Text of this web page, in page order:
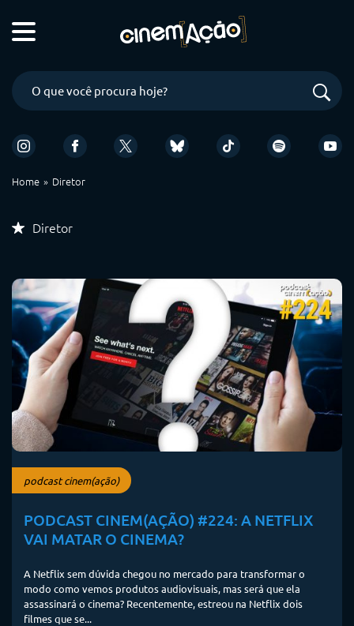
Home Diretor
Diretor
podcast cinem(ação)
PODCAST CINEM(AÇÃO) #224: A NETFLIX
VAI MATAR O CINEMA?
A Netflix sem dúvida chegou no mercado para transformar o
modo como vemos produtos audiovisuais, mas será que ela
assassinará o cinema? Recentemente, estreou na Netflix dois
filmes que se...